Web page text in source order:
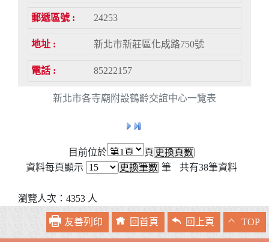
新北市各寺廟附設鶴齡交誼中心一覽表
24253
新北市新莊區化成路750號
85222157
目前位於
頁
資料每頁顯示
筆 共有38筆資料
瀏覽人次：4353 人
友善列印 回首頁 回上頁 TOP